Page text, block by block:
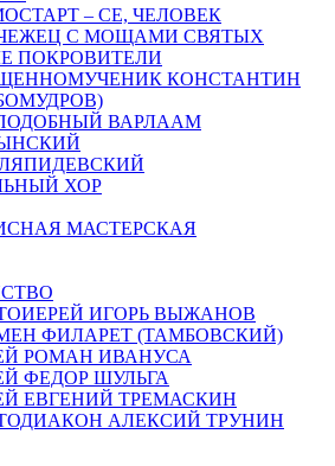
– СЕ, ЧЕЛОВЕК
С МОЩАМИ СВЯТЫХ
ПОКРОВИТЕЛИ
КОНСТАНТИН
ВАРЛААМ
ХОР
МАСТЕРСКАЯ
ИГОРЬ ВЫЖАНОВ
ФИЛАРЕТ (ТАМБОВСКИЙ)
РОМАН ИВАНУСА
ФЕДОР ШУЛЬГА
ЕВГЕНИЙ ТРЕМАСКИН
АЛЕКСИЙ ТРУНИН